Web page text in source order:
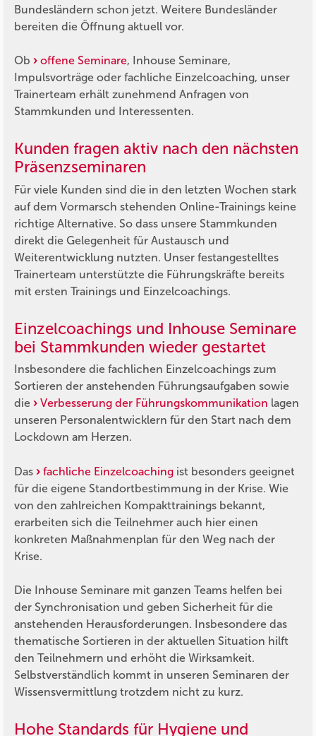
Bundesländern schon jetzt. Weitere Bundesländer
bereiten die Öffnung aktuell vor.
Ob offene Seminare, Inhouse Seminare,
Impulsvorträge oder fachliche Einzelcoaching, unser
Trainerteam erhält zunehmend Anfragen von
Stammkunden und Interessenten.
Kunden fragen aktiv nach den nächsten
Präsenzseminaren
Für viele Kunden sind die in den letzten Wochen stark
auf dem Vormarsch stehenden Online-Trainings keine
richtige Alternative. So dass unsere Stammkunden
direkt die Gelegenheit für Austausch und
Weiterentwicklung nutzten. Unser festangestelltes
Trainerteam unterstützte die Führungskräfte bereits
mit ersten Trainings und Einzelcoachings.
Einzelcoachings und Inhouse Seminare
bei Stammkunden wieder gestartet
Insbesondere die fachlichen Einzelcoachings zum
Sortieren der anstehenden Führungsaufgaben sowie
die
Verbesserung der Führungskommunikation lagen
unseren Personalentwicklern für den Start nach dem
Lockdown am Herzen.
Das fachliche Einzelcoaching ist besonders geeignet
für die eigene Standortbestimmung in der Krise. Wie
von den zahlreichen Kompakttrainings bekannt,
erarbeiten sich die Teilnehmer auch hier einen
konkreten Maßnahmenplan für den Weg nach der
Krise.
Die Inhouse Seminare mit ganzen Teams helfen bei
der Synchronisation und geben Sicherheit für die
anstehenden Herausforderungen. Insbesondere das
thematische Sortieren in der aktuellen Situation hilft
den Teilnehmern und erhöht die Wirksamkeit.
Selbstverständlich kommt in unseren Seminaren der
Wissensvermittlung trotzdem nicht zu kurz.
Hohe Standards für Hygiene und